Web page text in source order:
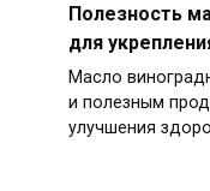
Полезность
для
Масло
и полезным
улучшения